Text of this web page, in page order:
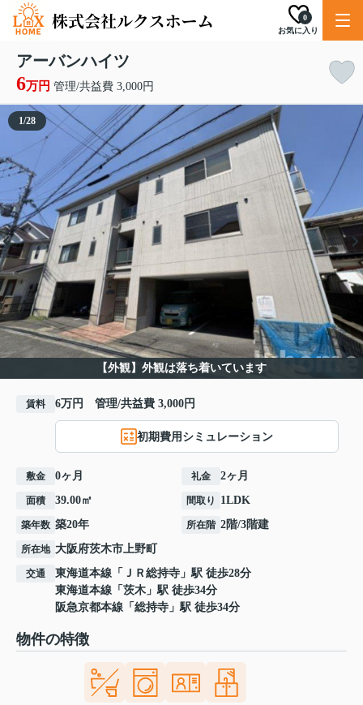
お気に入り
0
アーバンハイツ
6万円 管理/共益費 3,000円
【外観】外観は落ち着いています
1/28
賃料 6万円 管理/共益費 3,000円
初期費用シミュレーション
敷金 0ヶ月 礼金 2ヶ月
面積 39.00㎡ 間取り 1LDK
築年数 築20年 所在階 2階/3階建
所在地 大阪府茨木市上野町
交通 東海道本線 「 ＪＲ総持寺 」駅 徒歩28分
東海道本線 「 茨木 」駅 徒歩34分
阪急京都本線 「 総持寺 」駅 徒歩34分
物件の特徴